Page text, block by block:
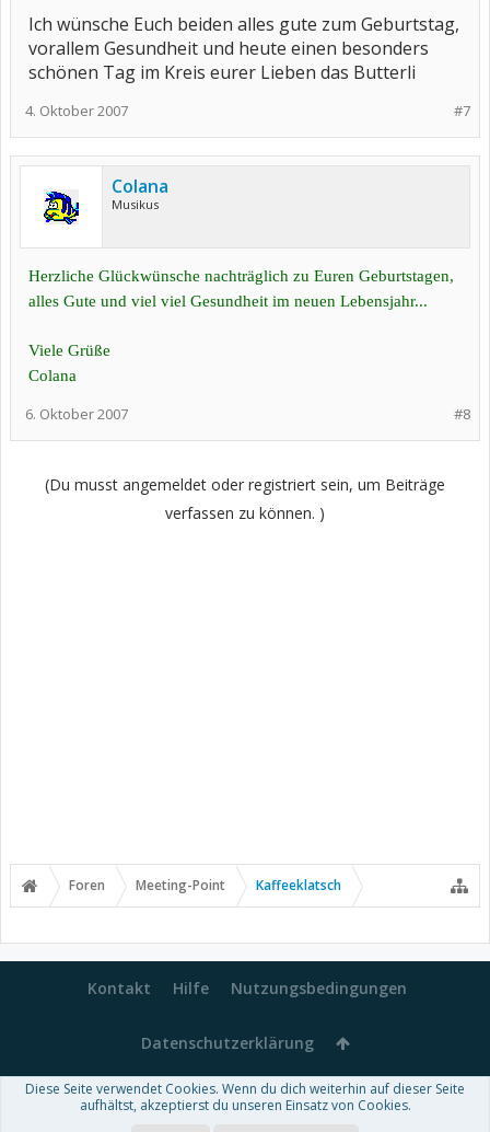
Ich wünsche Euch beiden alles gute zum Geburtstag,
vorallem Gesundheit und heute einen besonders
schönen Tag im Kreis eurer Lieben das Butterli
#7
4. Oktober 2007
Colana
Musikus
Herzliche Glückwünsche nachträglich zu Euren Geburtstagen,
alles Gute und viel viel Gesundheit im neuen Lebensjahr...
Viele Grüße
Colana
#8
6. Oktober 2007
(Du musst angemeldet oder registriert sein, um Beiträge
verfassen zu können. )
Foren Meeting-Point Kaffeeklatsch
Kontakt Hilfe Nutzungsbedingungen
Datenschutzerklärung
Forum software by XenForo™-Deutsch von xenDach
Diese Seite verwendet Cookies. Wenn du dich weiterhin auf dieser Seite
aufhältst, akzeptierst du unseren Einsatz von Cookies.